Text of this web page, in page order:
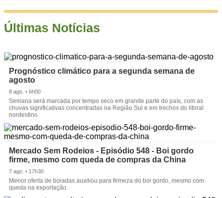
Últimas Notícias
Prognóstico climático para a segunda semana de
agosto
8 ago. • 6h00
Semana será marcada por tempo seco em grande parte do país, com as
chuvas significativas concentradas na Região Sul e em trechos do litoral
nordestino.
Mercado Sem Rodeios - Episódio 548 - Boi gordo
firme, mesmo com queda de compras da China
7 ago. • 17h30
Menor oferta de boiadas auxiliou para firmeza do boi gordo, mesmo com
queda na exportação.